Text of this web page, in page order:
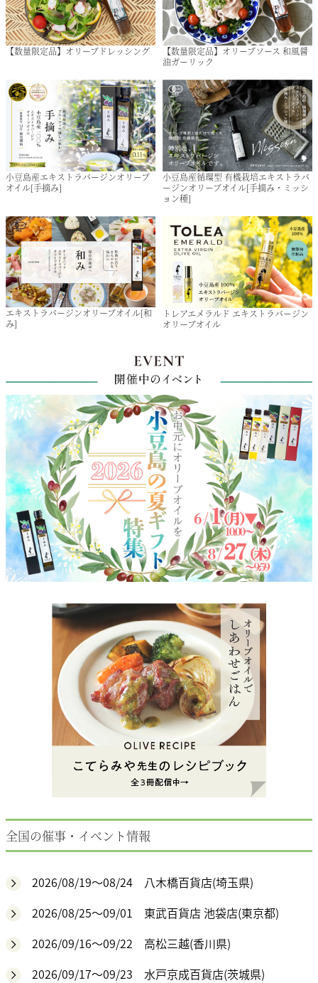
【数量限定品】オリーブドレッシング
【数量限定品】オリーブソース 和風醤
油ガーリック
小豆島産エキストラバージンオリーブ
オイル[手摘み]
小豆島産循環型 有機栽培エキストラバ
ージンオリーブオイル[手摘み・ミッシ
ョン種]
エキストラバージンオリーブオイル[和
み]
トレアエメラルド エキストラバージン
オリーブオイル
全国の催事・イベント情報
2026/08/19～08/24 八木橋百貨店(埼玉県)
2026/08/25～09/01 東武百貨店 池袋店(東京都)
2026/09/16～09/22 高松三越(香川県)
2026/09/17～09/23 水戸京成百貨店(茨城県)